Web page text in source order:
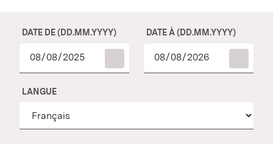
DATE DE (DD.MM.YYYY) DATE À (DD.MM.YYYY)
LANGUE